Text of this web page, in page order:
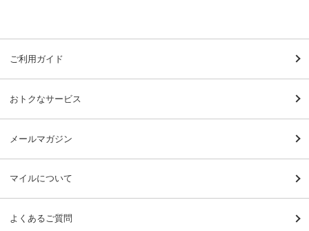
ご利用ガイド
おトクなサービス
メールマガジン
マイルについて
よくあるご質問